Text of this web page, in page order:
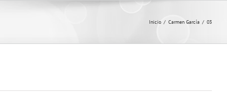
Inicio / Carmen García / 03